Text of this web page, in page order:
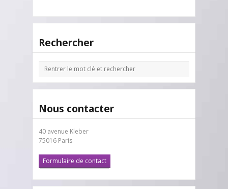
Rechercher
Nous contacter
40 avenue Kleber
75016 Paris
Formulaire de contact